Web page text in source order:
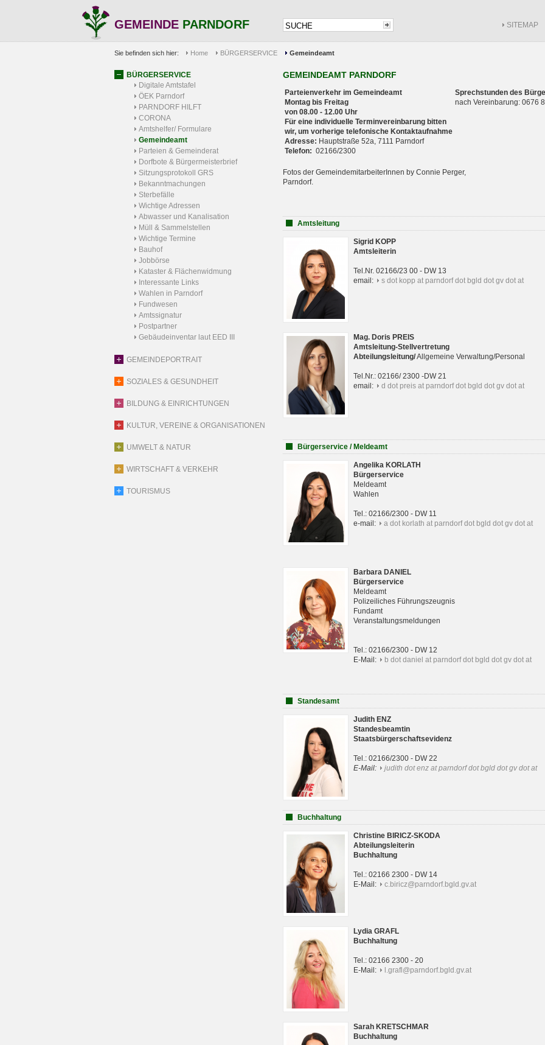
GEMEINDE PARNDORF SITEMAP
Sie befinden sich hier: Home BÜRGERSERVICE Gemeindeamt
BÜRGERSERVICE
Digitale Amtstafel
ÖEK Parndorf
PARNDORF HILFT
CORONA
Amtshelfer/ Formulare
Gemeindeamt
Parteien & Gemeinderat
Dorfbote & Bürgermeisterbrief
Sitzungsprotokoll GRS
Bekanntmachungen
Sterbefälle
Wichtige Adressen
Abwasser und Kanalisation
Müll & Sammelstellen
Wichtige Termine
Bauhof
Jobbörse
Kataster & Flächenwidmung
Interessante Links
Wahlen in Parndorf
Fundwesen
Amtssignatur
Postpartner
Gebäudeinventar laut EED III
GEMEINDEPORTRAIT
SOZIALES & GESUNDHEIT
BILDUNG & EINRICHTUNGEN
KULTUR, VEREINE & ORGANISATIONEN
UMWELT & NATUR
WIRTSCHAFT & VERKEHR
TOURISMUS
GEMEINDEAMT PARNDORF
Parteienverkehr im Gemeindeamt
Montag bis Freitag
von 08.00 - 12.00 Uhr
Für eine individuelle Terminvereinbarung bitten
wir, um vorherige telefonische Kontaktaufnahme
Adresse: Hauptstraße 52a, 7111 Parndorf
Telefon: 02166/2300
Sprechstunden des
nach Vereinbarung: 0676
Fotos der GemeindemitarbeiterInnen by Connie Perger,
Parndorf.
Amtsleitung
Sigrid KOPP
Amtsleiterin
Tel.Nr. 02166/23 00 - DW 13
email:
s dot kopp at parndorf dot bgld dot gv dot at
Mag. Doris PREIS
Amtsleitung-Stellvertretung
Abteilungsleitung/Allgemeine Verwaltung/Personal
Tel.Nr.: 02166/ 2300 -DW 21
email:
d dot preis at parndorf dot bgld dot gv dot at
Bürgerservice / Meldeamt
Angelika KORLATH
Bürgerservice
Meldeamt
Wahlen
Tel.: 02166/2300 - DW 11
e-mail:
a dot korlath at parndorf dot bgld dot gv dot at
Barbara DANIEL
Bürgerservice
Meldeamt
Polizeiliches Führungszeugnis
Fundamt
Veranstaltungsmeldungen
Tel.: 02166/2300 - DW 12
E-Mail:
b dot daniel at parndorf dot bgld dot gv dot at
Standesamt
Judith ENZ
Standesbeamtin
Staatsbürgerschaftsevidenz
Tel.: 02166/2300 - DW 22
E-Mail:
judith dot enz at parndorf dot bgld dot gv dot at
Buchhaltung
Christine BIRICZ-SKODA
Abteilungsleiterin
Buchhaltung
Tel.: 02166 2300 - DW 14
E-Mail:
c.biricz@parndorf.bgld.gv.at
Lydia GRAFL
Buchhaltung
Tel.: 02166 2300 - 20
E-Mail:
l.grafl@parndorf.bgld.gv.at
Sarah KRETSCHMAR
Buchhaltung